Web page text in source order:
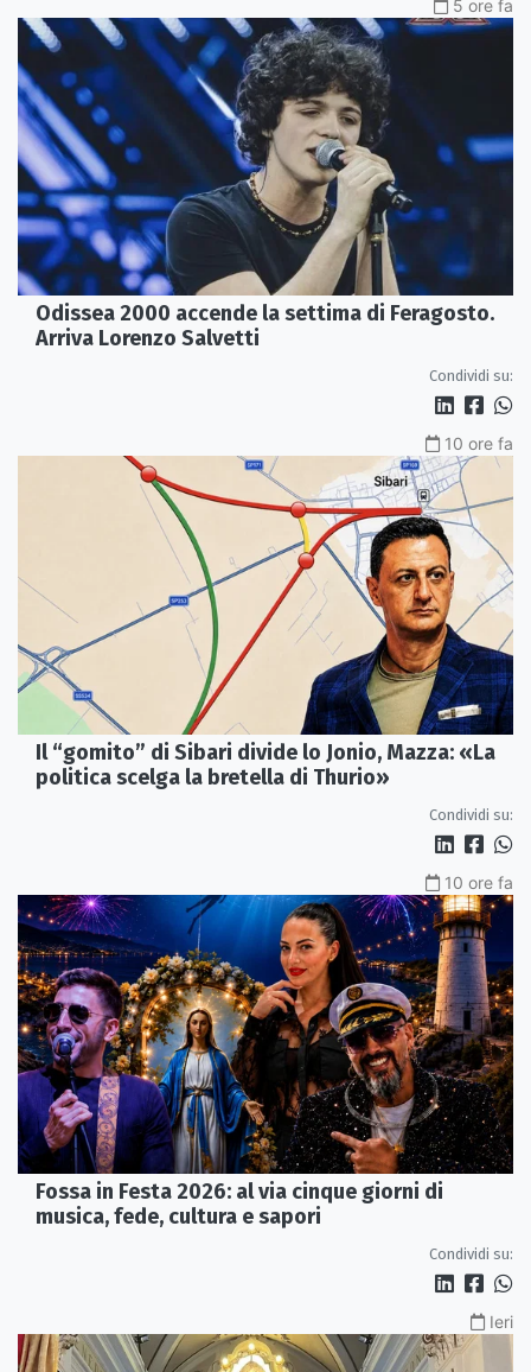
5 ore fa
Odissea 2000 accende la settima di Feragosto.
Arriva Lorenzo Salvetti
Condividi su:
10 ore fa
Il “gomito” di Sibari divide lo Jonio, Mazza: «La
politica scelga la bretella di Thurio»
Condividi su:
10 ore fa
Fossa in Festa 2026: al via cinque giorni di
musica, fede, cultura e sapori
Condividi su:
Ieri